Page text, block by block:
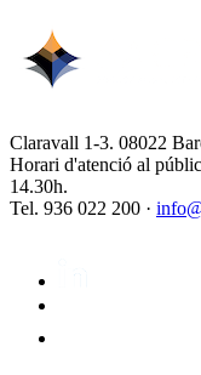
Claravall 1-3. 08022
Horari d'atenció al
14.30h.
Tel. 936 022 200 ·